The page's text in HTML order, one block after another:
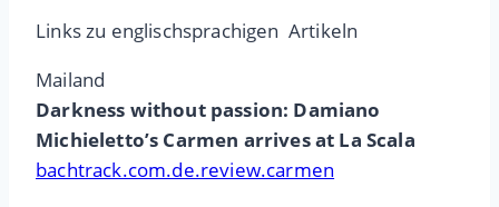
Links zu englischsprachigen Artikeln
Mailand
Darkness without passion: Damiano
Michieletto’s Carmen arrives at La Scala
bachtrack.com.de.review.carmen